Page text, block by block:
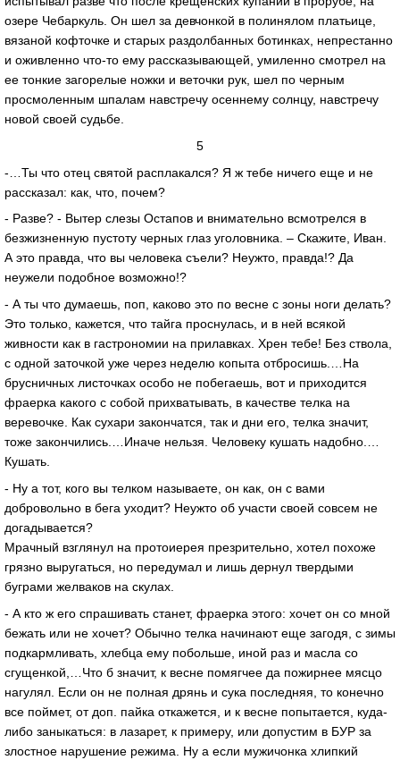
озере Чебаркуль. Он шел за девчонкой в полинялом платьице,
вязаной кофточке и старых раздолбанных ботинках, непрестанно
и оживленно что-то ему рассказывающей, умиленно смотрел на
ее тонкие загорелые ножки и веточки рук, шел по черным
просмоленным шпалам навстречу осеннему солнцу, навстречу
новой своей судьбе.
5
-…Ты что отец святой расплакался? Я ж тебе ничего еще и не
рассказал: как, что, почем?
- Разве? - Вытер слезы Остапов и внимательно всмотрелся в
безжизненную пустоту черных глаз уголовника. – Скажите, Иван.
А это правда, что вы человека съели? Неужто, правда!? Да
неужели подобное возможно!?
- А ты что думаешь, поп, каково это по весне с зоны ноги делать?
Это только, кажется, что тайга проснулась, и в ней всякой
живности как в гастрономии на прилавках. Хрен тебе! Без ствола,
с одной заточкой уже через неделю копыта отбросишь.…На
брусничных листочках особо не побегаешь, вот и приходится
фраерка какого с собой прихватывать, в качестве телка на
веревочке. Как сухари закончатся, так и дни его, телка значит,
тоже закончились.…Иначе нельзя. Человеку кушать надобно.…
Кушать.
- Ну а тот, кого вы телком называете, он как, он с вами
добровольно в бега уходит? Неужто об участи своей совсем не
догадывается?
Мрачный взглянул на протоиерея презрительно, хотел похоже
грязно выругаться, но передумал и лишь дернул твердыми
буграми желваков на скулах.
- А кто ж его спрашивать станет, фраерка этого: хочет он со мной
бежать или не хочет? Обычно телка начинают еще загодя, с зимы
подкармливать, хлебца ему побольше, иной раз и масла со
сгущенкой,…Что б значит, к весне помягчее да пожирнее мясцо
нагулял. Если он не полная дрянь и сука последняя, то конечно
все поймет, от доп. пайка откажется, и к весне попытается, куда-
либо заныкаться: в лазарет, к примеру, или допустим в БУР за
злостное нарушение режима. Ну а если мужичонка хлипкий